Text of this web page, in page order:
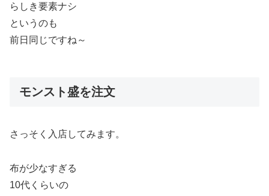
らしき要素ナシ
というのも
前日同じですね～
モンスト盛を注文
さっそく入店してみます。
布が少なすぎる
10代くらいの